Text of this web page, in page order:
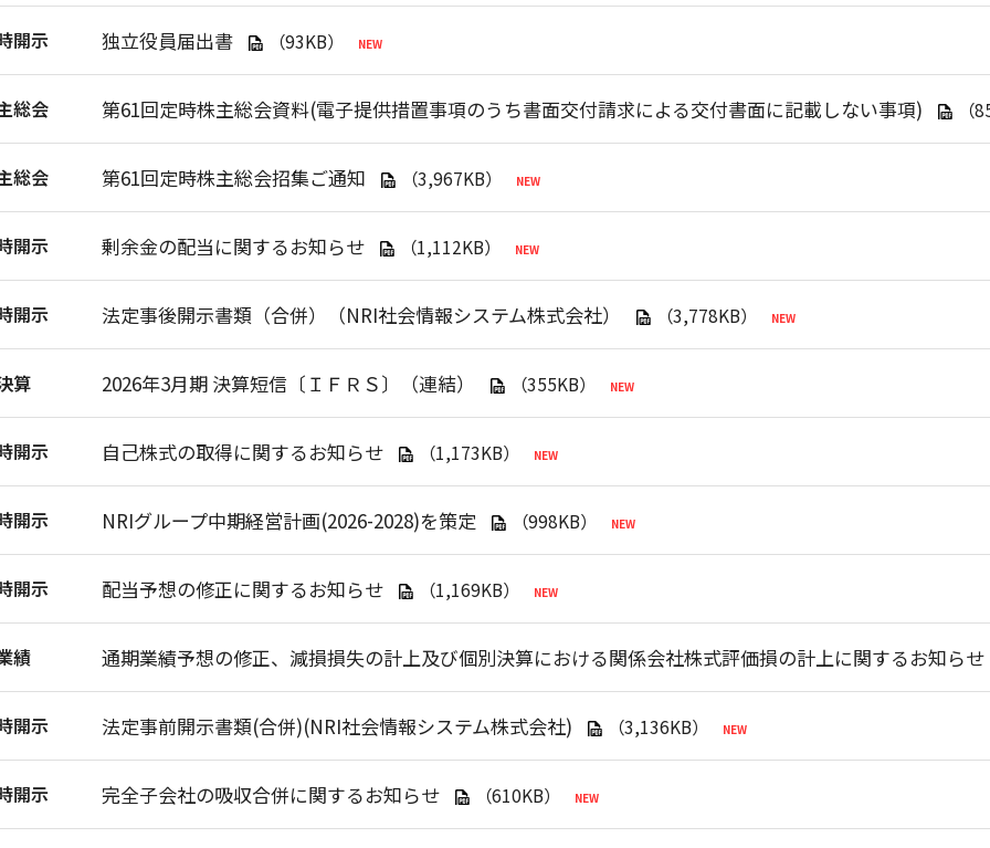
開示 独立役員届出書 （93KB）
総会 第61回定時株主総会資料(電子提供措置事項のうち書面交付請求による交付書面に記載しない事項) （
総会 第61回定時株主総会招集ご通知 （3,967KB）
開示 剰余金の配当に関するお知らせ （1,112KB）
開示 法定事後開示書類（合併）（NRI社会情報システム株式会社） （3,778KB）
算 2026年3月期 決算短信〔ＩＦＲＳ〕（連結） （355KB）
開示 自己株式の取得に関するお知らせ （1,173KB）
開示 NRIグループ中期経営計画(2026-2028)を策定 （998KB）
開示 配当予想の修正に関するお知らせ （1,169KB）
績 通期業績予想の修正、減損損失の計上及び個別決算における関係会社株式評価損の計上に関するお知らせ
開示 法定事前開示書類(合併)(NRI社会情報システム株式会社) （3,136KB）
開示 完全子会社の吸収合併に関するお知らせ （610KB）